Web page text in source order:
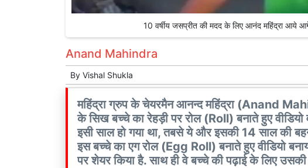
10 वर्षीय जसप्रीत की मदद के लिए आनंद महिंद्रा
Anand Mahindra
By Vishal Shukla
महिंद्रा ग्रुप के चेयरमैन आनन्द महिंद्रा (Anand
के सिख बच्चे का रेहड़ी पर रोल (Roll) बनाते हुए
इसी साल हो गया था, तबसे ये और इसकी 14 साल की
इस बच्चे का एग रोल (Egg Roll) बनाते हुए वीडियो
पर शेयर किया है. साथ ही वे बच्चे की पढ़ाई के लिए